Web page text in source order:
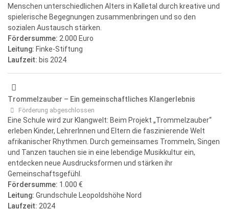
Menschen unterschiedlichen Alters in Kalletal durch kreative und
spielerische Begegnungen zusammenbringen und so den
sozialen Austausch stärken.
Fördersumme: 2.000 Euro
Leitung: Finke-Stiftung
Laufzeit: bis 2024
Trommelzauber – Ein gemeinschaftliches Klangerlebnis
Förderung abgeschlossen
Eine Schule wird zur Klangwelt: Beim Projekt „Trommelzauber“
erleben Kinder, LehrerInnen und Eltern die faszinierende Welt
afrikanischer Rhythmen. Durch gemeinsames Trommeln, Singen
und Tanzen tauchen sie in eine lebendige Musikkultur ein,
entdecken neue Ausdrucksformen und stärken ihr
Gemeinschaftsgefühl.
Fördersumme: 1.000 €
Leitung: Grundschule Leopoldshöhe Nord
Laufzeit: 2024